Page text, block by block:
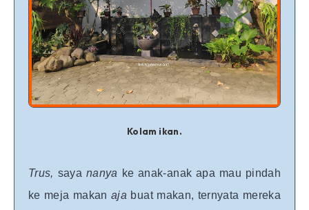
Kolam ikan.
Trus, saya nanya ke anak-anak apa mau pindah
ke meja makanaja buat makan, ternyata mereka